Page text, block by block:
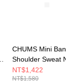
CHUMS Mini
Shoulder Sweat
肩背包
CH603609Z377
NT$1,422
NT$1,580